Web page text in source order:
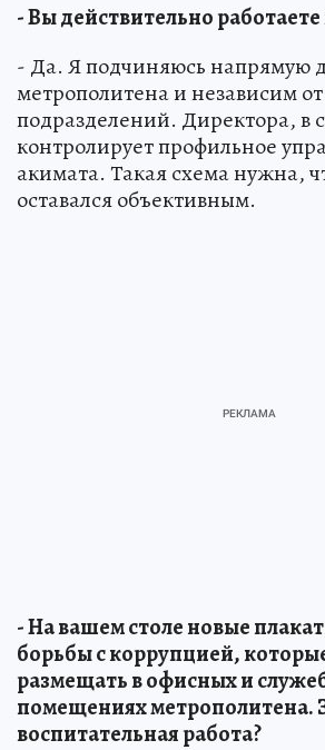
- Вы действительно
- Да. Я подчиняюсь напрямую
метрополитена и независим
подразделений. Директора, в
контролирует профильное
акимата. Такая схема нужна,
оставался объективным.
- На вашем столе новые
борьбы с коррупцией,
размещать в офисных и
помещениях метрополитена.
воспитательная работа?